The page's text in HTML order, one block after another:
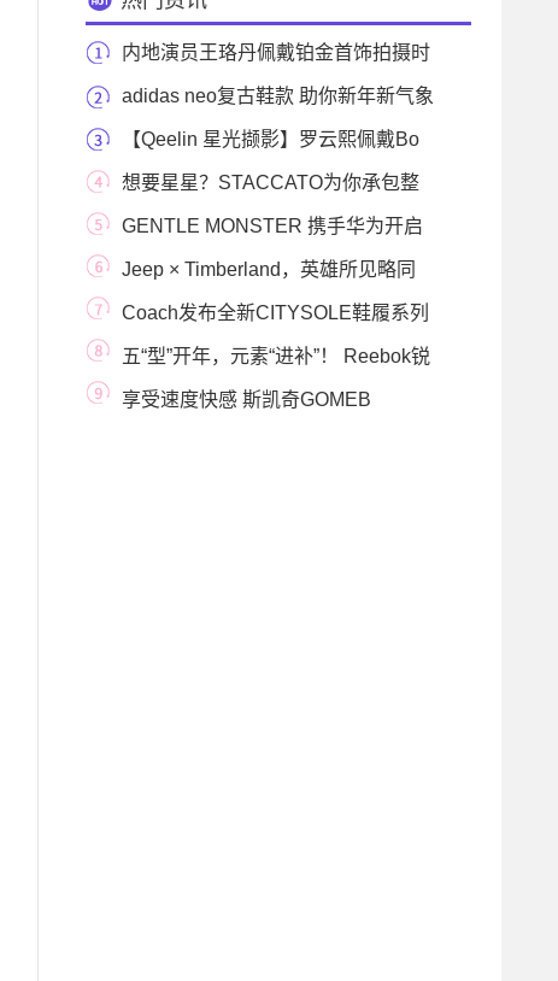
内地演员王珞丹佩戴铂金首饰拍摄时
尚大片 回归
adidas neo复古鞋款 助你新年新气象
【Qeelin 星光撷影】罗云熙佩戴Bo
Bo系列钻石项链
想要星星？STACCATO为你承包整
片星空！GENTLE MONSTER 携手华为开启
智能眼镜新“视”代
Jeep × Timberland，英雄所见略同
Coach发布全新CITYSOLE鞋履系列
首次创新将时尚与科
五“型”开年，元素“进补”！ Reebok锐
步释出享受速度快感 斯凯奇GOMEB